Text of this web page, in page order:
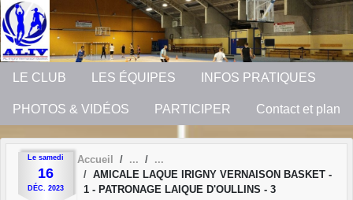
LE CLUB LES ÉQUIPES INFOS PRATIQUES
PHOTOS & VIDÉOS PARTICIPER Contact et plan
Le samedi
16
DÉC. 2023
Accueil
AMICALE LAQUE IRIGNY VERNAISON BASKET -
1 - PATRONAGE LAIQUE D'OULLINS - 3
Panneau de gestion des cookies